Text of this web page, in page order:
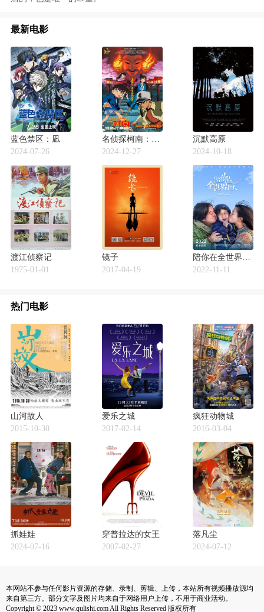
最新电影
蓝色禁区：凪
2024-07-26
名侦探柯南：迷宫的十字路口
2024-12-27
沉默高原
2024-10-18
渡江侦察记
1975-01-01
镜子
2017-04-19
陪你在全世界长大
2022-11-11
热门电影
山河故人
2015-10-30
爱乐之城
2017-02-14
疯狂动物城
2016-03-04
抓娃娃
2024-07-16
穿普拉达的女王
2007-02-27
落凡尘
2024-07-12
本网站不参与任何影片资源的存储、录制、剪辑、上传，本站所有视频播放源均
来自第三方。部分文字及图片均来自于网络用户上传，不用于商业活动。
Copyright © 2023 www.qulishi.com All Rights Reserved 版权所有